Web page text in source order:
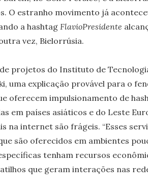
O estranho movimento já
a hashtag FlavioPresidente
vez, Bielorrúsia.
projetos do Instituto de
uma explicação provável para o
oferecem impulsionamento de
em países asiáticos e do Leste
na internet são frágeis. “Esses
são oferecidos em ambientes
tenham recursos
que geram interações nas